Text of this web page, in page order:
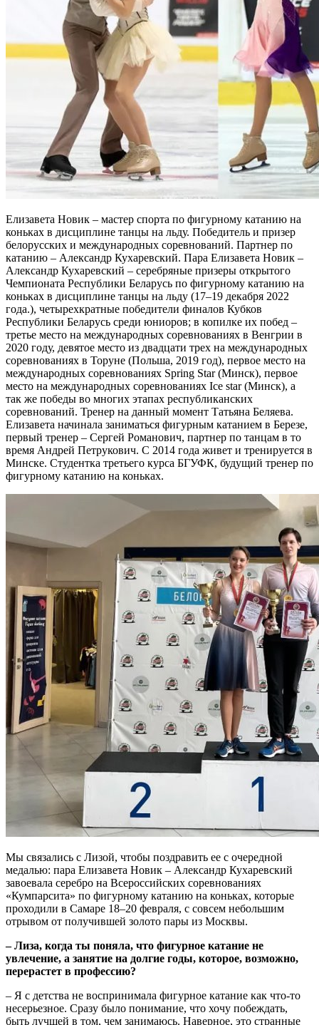
Елизавета Новик – мастер спорта по фигурному катанию на
коньках в дисциплине танцы на льду. Победитель и призер
белорусских и международных соревнований. Партнер по
катанию – Александр Кухаревский. Пара Елизавета Новик –
Александр Кухаревский – серебряные призеры открытого
Чемпионата Республики Беларусь по фигурному катанию на
коньках в дисциплине танцы на льду (17–19 декабря 2022
года.), четырехкратные победители финалов Кубков
Республики Беларусь среди юниоров; в копилке их побед –
третье место на международных соревнованиях в Венгрии в
2020 году, девятое место из двадцати трех на международных
соревнованиях в Торуне (Польша, 2019 год), первое место на
международных соревнованиях Spring Star (Минск), первое
место на международных соревнованиях Ice star (Минск), а
так же победы во многих этапах республиканских
соревнований. Тренер на данный момент Татьяна Беляева.
Елизавета начинала заниматься фигурным катанием в Березе,
первый тренер – Сергей Романович, партнер по танцам в то
время Андрей Петрукович. С 2014 года живет и тренируется в
Минске. Студентка третьего курса БГУФК, будущий тренер по
фигурному катанию на коньках.
Мы связались с Лизой, чтобы поздравить ее с очередной
медалью: пара Елизавета Новик – Александр Кухаревский
завоевала серебро на Всероссийских соревнованиях
«Кумпарсита» по фигурному катанию на коньках, которые
проходили в Самаре 18–20 февраля, с совсем небольшим
отрывом от получившей золото пары из Москвы.
– Лиза, когда ты поняла, что фигурное катание не
увлечение, а занятие на долгие годы, которое, возможно,
перерастет в профессию?
– Я с детства не воспринимала фигурное катание как что-то
несерьезное. Сразу было понимание, что хочу побеждать,
быть лучшей в том, чем занимаюсь. Наверное, это странные